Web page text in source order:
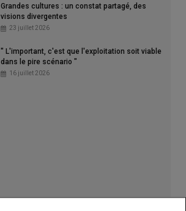
Grandes cultures : un constat partagé, des
visions divergentes
23 juillet 2026
" L'important, c'est que l'exploitation soit viable
dans le pire scénario "
16 juillet 2026